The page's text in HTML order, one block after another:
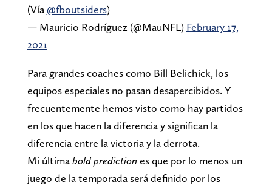
(Vía@fboutsiders)
— Mauricio Rodríguez (@MauNFL) February 17,
2021
Para grandes coaches como Bill Belichick, los
equipos especiales no pasan desapercibidos. Y
frecuentemente hemos visto como hay partidos
en los que hacen la diferencia y significan la
diferencia entre la victoria y la derrota.
Mi últimabold prediction es que por lo menos un
juego de la temporada será definido por los